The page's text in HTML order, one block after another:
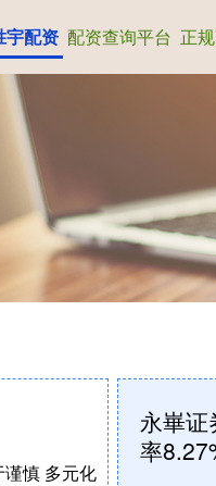
宇配资 配资查询平台 正
永崋
率
慎 多元化